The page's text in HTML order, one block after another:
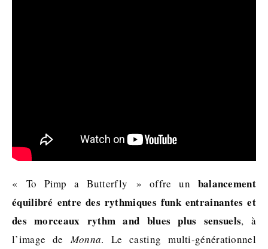
« To Pimp a Butterfly » offre un balancement
équilibré entre des rythmiques funk entrainantes et
des morceaux rythm and blues plus sensuels, à
l’image deMonna. Le casting multi-générationnel